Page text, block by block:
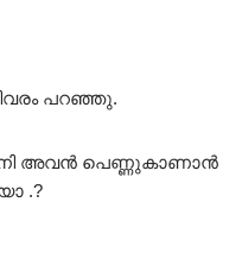
വിവരം പറഞ്ഞു.
അവൻ പെണ്ണുകാണാൻ
.?